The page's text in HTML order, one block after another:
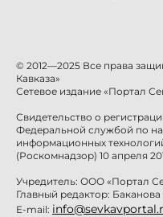
© 2012—2025 Все права
Кавказа»
Сетевое издание «Портал
Свидетельство о
Федеральной службой по
информационных
(Роскомнадзор) 10 апреля
Учредитель: ООО «Портал
Главный редактор:
E-mail: